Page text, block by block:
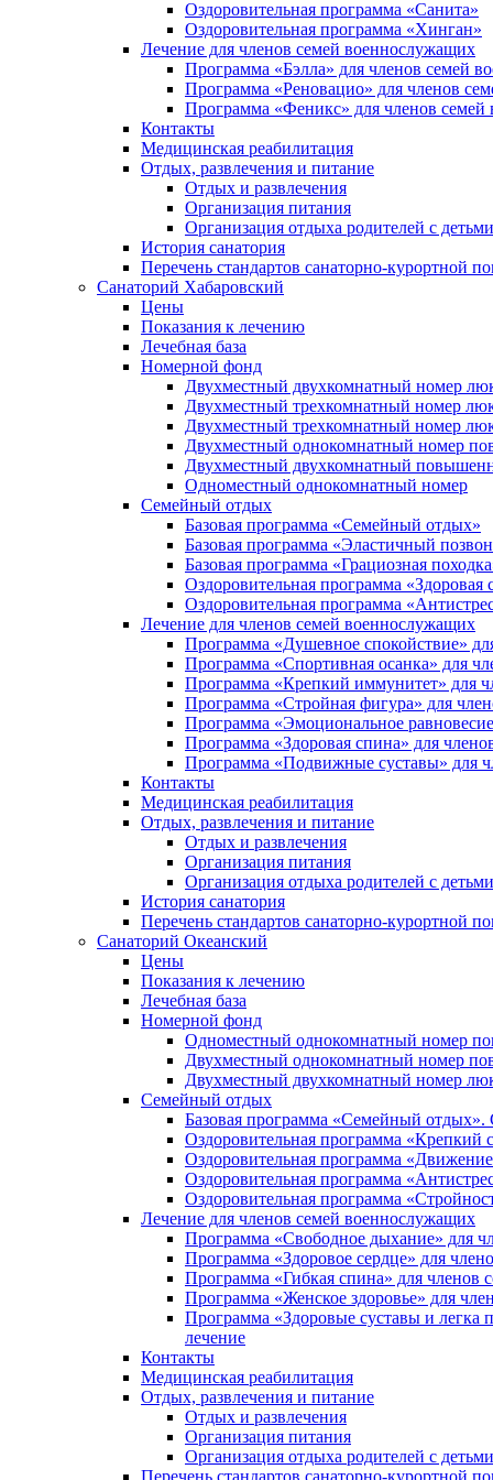
Оздоровительная программа «Санита»
Оздоровительная программа «Хинган»
Лечение для членов семей военнослужащих
Программа «Бэлла» для членов семей
Программа «Реновацио» для членов
Программа «Феникс» для членов
Контакты
Медицинская реабилитация
Отдых, развлечения и питание
Отдых и развлечения
Организация питания
Организация отдыха родителей с детьми
История санатория
Перечень стандартов санаторно-курортной
Санаторий Хабаровский
Цены
Показания к лечению
Лечебная база
Номерной фонд
Двухместный двухкомнатный номер
Двухместный трехкомнатный номер
Двухместный трехкомнатный номер
Двухместный однокомнатный номер
Двухместный двухкомнатный
Одноместный однокомнатный номер
Семейный отдых
Базовая программа «Семейный отдых»
Базовая программа «Эластичный
Базовая программа «Грациозная
Оздоровительная программа «Здоровая
Оздоровительная программа
Лечение для членов семей военнослужащих
Программа «Душевное спокойствие»
Программа «Спортивная осанка» для
Программа «Крепкий иммунитет» для
Программа «Стройная фигура» для
Программа «Эмоциональное
Программа «Здоровая спина» для
Программа «Подвижные суставы» для
Контакты
Медицинская реабилитация
Отдых, развлечения и питание
Отдых и развлечения
Организация питания
Организация отдыха родителей с детьми
История санатория
Перечень стандартов санаторно-курортной
Санаторий Океанский
Цены
Показания к лечению
Лечебная база
Номерной фонд
Одноместный однокомнатный номер
Двухместный однокомнатный номер
Двухместный двухкомнатный номер
Семейный отдых
Базовая программа «Семейный отдых».
Оздоровительная программа «Крепкий
Оздоровительная программа
Оздоровительная программа
Оздоровительная программа
Лечение для членов семей военнослужащих
Программа «Свободное дыхание» для
Программа «Здоровое сердце» для
Программа «Гибкая спина» для
Программа «Женское здоровье» для
Программа «Здоровые суставы и
лечение
Контакты
Медицинская реабилитация
Отдых, развлечения и питание
Отдых и развлечения
Организация питания
Организация отдыха родителей с детьми
Перечень стандартов санаторно-курортной